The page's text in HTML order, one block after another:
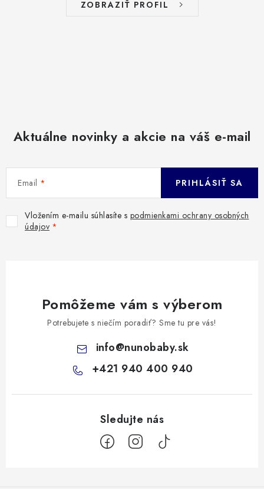
ZOBRAZIŤ PROFIL
Aktuálne novinky a akcie na váš e-mail
Email
Vložením e-mailu súhlasíte s podmienkami ochrany osobných
údajov
PRIHLÁSIŤ SA
Pomôžeme vám s výberom
Potrebujete s niečím poradiť? Sme tu pre vás!
info@nunobaby.sk
+421 940 400 940